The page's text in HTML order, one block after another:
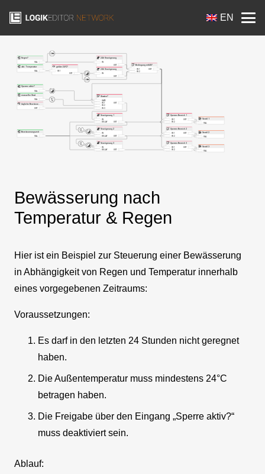
EN
Bewässerung nach
Temperatur & Regen
Hier ist ein Beispiel zur Steuerung einer Bewässerung
in Abhängigkeit von Regen und Temperatur innerhalb
eines vorgegebenen Zeitraums:
Voraussetzungen:
Es darf in den letzten 24 Stunden nicht geregnet
haben.
Die Außentemperatur muss mindestens 24°C
betragen haben.
Die Freigabe über den Eingang „Sperre aktiv?“
muss deaktiviert sein.
Ablauf: